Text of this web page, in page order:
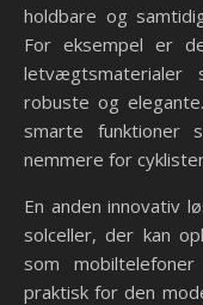
holdbare og
For eksempel er
robuste og
smarte funktioner
nemmere for
En anden innovativ
solceller, der kan
som
praktisk for den